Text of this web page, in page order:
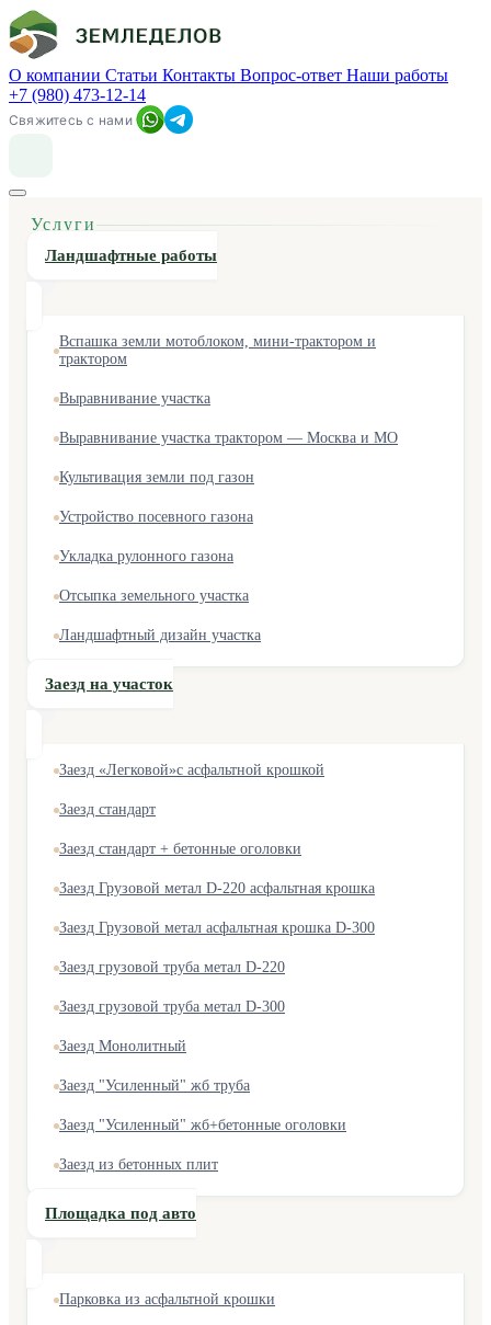
О компании Статьи Контакты Вопрос-ответ Наши работы
+7 (980) 473-12-14
Свяжитесь с нами
Услуги
Ландшафтные работы
Вспашка земли мотоблоком, мини-трактором и
трактором
Выравнивание участка
Выравнивание участка трактором — Москва и МО
Культивация земли под газон
Устройство посевного газона
Укладка рулонного газона
Отсыпка земельного участка
Ландшафтный дизайн участка
Заезд на участок
Заезд «Легковой»с асфальтной крошкой
Заезд стандарт
Заезд стандарт + бетонные оголовки
Заезд Грузовой метал D-220 асфальтная крошка
Заезд Грузовой метал асфальтная крошка D-300
Заезд грузовой труба метал D-220
Заезд грузовой труба метал D-300
Заезд Монолитный
Заезд "Усиленный" жб труба
Заезд "Усиленный" жб+бетонные оголовки
Заезд из бетонных плит
Площадка под авто
Парковка из асфальтной крошки